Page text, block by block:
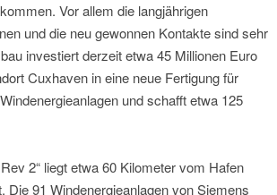
Vor allem die langjährigen
und die neu gewonnen Kontakte sind sehr
investiert derzeit etwa 45 Millionen Euro
Cuxhaven in eine neue Fertigung für
und schafft etwa 125
2“ liegt etwa 60 Kilometer vom Hafen
Die 91 Windenergieanlagen von Siemens